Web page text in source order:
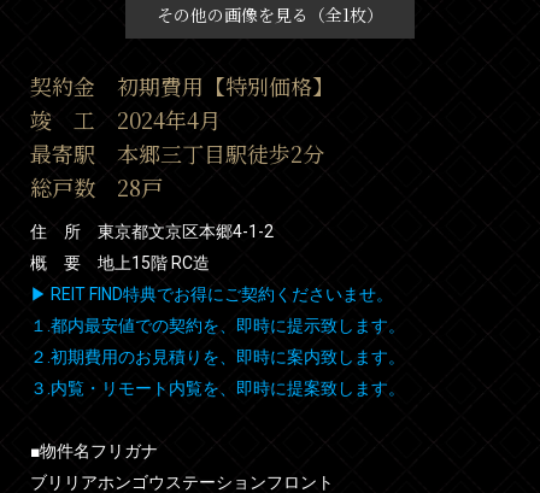
その他の画像を見る（全1枚）
契約金 初期費用【特別価格】
竣 工 2024年4月
最寄駅 本郷三丁目駅徒歩2分
総戸数 28戸
住 所 東京都文京区本郷4-1-2
概 要 地上15階 RC造
▶ REIT FIND特典でお得にご契約くださいませ。
１.都内最安値での契約を、即時に提示致します。
２.初期費用のお見積りを、即時に案内致します。
３.内覧・リモート内覧を、即時に提案致します。
■物件名フリガナ
ブリリアホンゴウステーションフロント